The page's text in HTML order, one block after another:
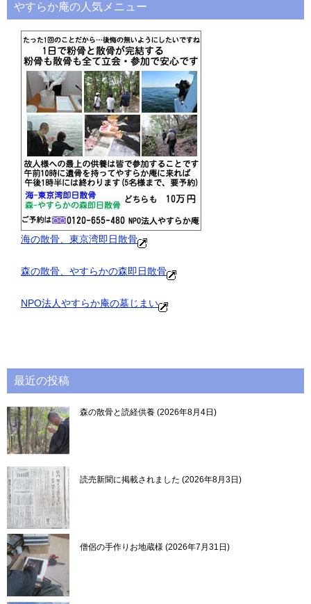
やすらか庵の人気メニュー
海の散骨、東京湾即日散骨
森の散骨、やすらかの森即日散骨
NPO法人やすらか庵の墓じまい
最近の投稿
森の散骨と読経供養 2026年8月4日
読売新聞に掲載されました 2026年8月3日
僧侶の手作りお地蔵様 2026年7月31日